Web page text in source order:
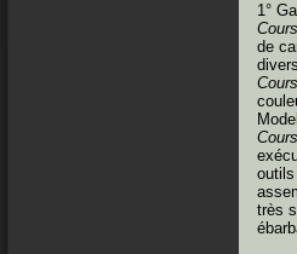
1°
de
très